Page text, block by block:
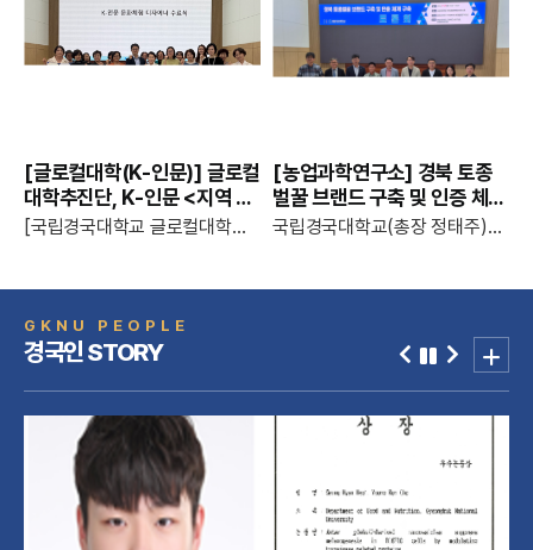
[글로컬대학(K-인문)] 글로컬
대학추진단, K-인문 <지역 특
산품 기반‘문화 체험 디자이너
[국립경국대학교 글로컬대학추진단 공고 제2026-85호]국립경국대학교 글로컬대학추진단,K-인문 지역 특산품 기반‘문화 체험 디자이너 양성’ 교육 과정 성료국립경국대학교(총장 정태주) 글로컬대학추진단(단장 임재환)은 지난 7월 23일 국립경국대학교 지역교육문화복합관에서 ‘K-인문 지역 특산품 기반 문화 체험 디자이너 양성’ 교육 과정 수료식을 개최하..
[농업과학연구소] 경북 토종
벌꿀 브랜드 구축 및 인증 체계
구축 토론회 성료
국립경국대학교(총장 정태주)는 경상북도 농업기술원, 한국한봉협회 경북지회와 공동으로 2026년 7월 21일 국립경국대학교 지역교육문화복합관에서 「경북 토종벌꿀 브랜드 구축 및 인증 체계 구축 토론회」를 개최했다.이번 토론회는 경북지역 토종벌꿀의 품질과 안전성을 과학적으로 검증하고, 이를 기반으로 소비자가 신뢰할 수 있는 공동 인증체계와 지역 브랜드를 구..
GKNU PEOPLE
경국인 STORY